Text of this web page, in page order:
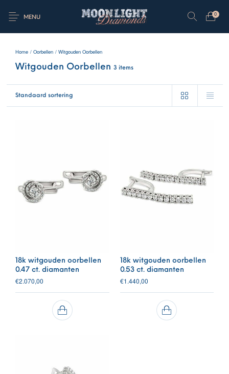
MENU
0
Home / Oorbellen / Witgouden Oorbellen
Witgouden Oorbellen 3 items
18k witgouden oorbellen
0.47 ct. diamanten
€2.070,00
18k witgouden oorbellen
0.53 ct. diamanten
€1.440,00